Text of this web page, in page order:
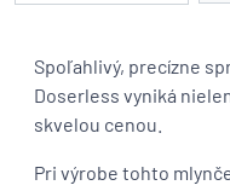
Spoľahlivý, precízne
Doserless vyniká
skvelou cenou.
Pri výrobe tohto